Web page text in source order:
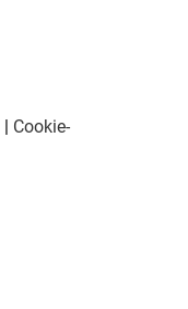
| Cookie-